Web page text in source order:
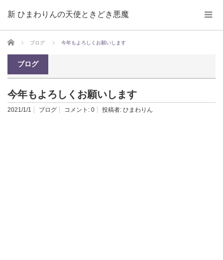
新 ひまわりんの天使ときどき悪魔
ホーム ブログ 今年もよろしくお願いします
ブログ
今年もよろしくお願いします
2021/1/1 ブログ コメント: 0 投稿者: ひまわりん